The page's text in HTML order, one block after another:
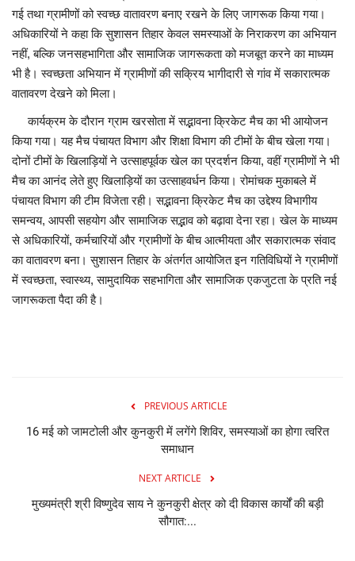
गई तथा ग्रामीणों को स्वच्छ वातावरण बनाए रखने के लिए जागरूक किया गया।
अधिकारियों ने कहा कि सुशासन तिहार केवल समस्याओं के निराकरण का अभियान
नहीं, बल्कि जनसहभागिता और सामाजिक जागरूकता को मजबूत करने का माध्यम
भी है। स्वच्छता अभियान में ग्रामीणों की सक्रिय भागीदारी से गांव में सकारात्मक
वातावरण देखने को मिला।
कार्यक्रम के दौरान ग्राम खरसोता में सद्भावना क्रिकेट मैच का भी आयोजन
किया गया। यह मैच पंचायत विभाग और शिक्षा विभाग की टीमों के बीच खेला गया।
दोनों टीमों के खिलाड़ियों ने उत्साहपूर्वक खेल का प्रदर्शन किया, वहीं ग्रामीणों ने भी
मैच का आनंद लेते हुए खिलाड़ियों का उत्साहवर्धन किया। रोमांचक मुकाबले में
पंचायत विभाग की टीम विजेता रही। सद्भावना क्रिकेट मैच का उद्देश्य विभागीय
समन्वय, आपसी सहयोग और सामाजिक सद्भाव को बढ़ावा देना रहा। खेल के माध्यम
से अधिकारियों, कर्मचारियों और ग्रामीणों के बीच आत्मीयता और सकारात्मक संवाद
का वातावरण बना। सुशासन तिहार के अंतर्गत आयोजित इन गतिविधियों ने ग्रामीणों
में स्वच्छता, स्वास्थ्य, सामुदायिक सहभागिता और सामाजिक एकजुटता के प्रति नई
जागरूकता पैदा की है।
PREVIOUS ARTICLE
16 मई को जामटोली और कुनकुरी में लगेंगे शिविर, समस्याओं का होगा त्वरित
समाधान
NEXT ARTICLE
मुख्यमंत्री श्री विष्णुदेव साय ने कुनकुरी क्षेत्र को दी विकास कार्यों की बड़ी
सौगात:...